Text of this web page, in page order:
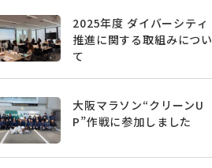
2025年度 ダイバーシティ
推進に関する取組みについ
て
大阪マラソン“クリーンU
P”作戦に参加しました